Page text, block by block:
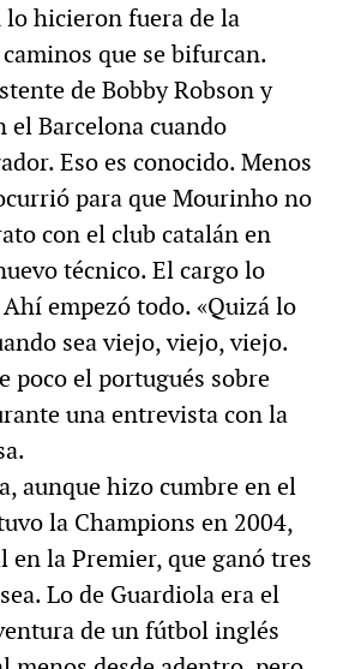
hicieron fuera de la
que se bifurcan.
de Bobby Robson y
el Barcelona cuando
Eso es conocido. Menos
para que Mourinho no
con el club catalán en
técnico. El cargo lo
empezó todo. «Quizá lo
sea viejo, viejo, viejo.
poco el portugués sobre
una entrevista con la
aunque hizo cumbre en el
la Champions en 2004,
en la Premier, que ganó tres
Lo de Guardiola era el
de un fútbol inglés